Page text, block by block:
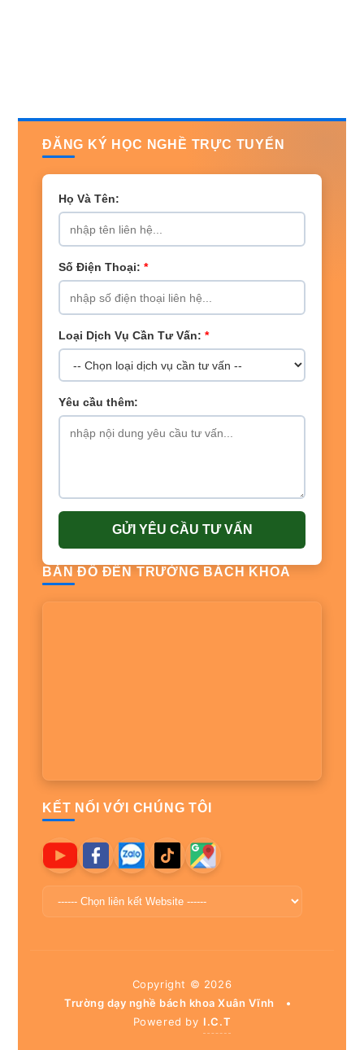
ĐĂNG KÝ HỌC NGHỀ TRỰC TUYẾN
Họ Và Tên:
Số Điện Thoại: *
Loại Dịch Vụ Cần Tư Vấn: *
Yêu cầu thêm:
GỬI YÊU CẦU TƯ VẤN
BẢN ĐỒ ĐẾN TRƯỜNG BÁCH KHOA
KẾT NỐI VỚI CHÚNG TÔI
Copyright © 2026
Trường dạy nghề bách khoa Xuân Vĩnh
•
Powered by I.C.T